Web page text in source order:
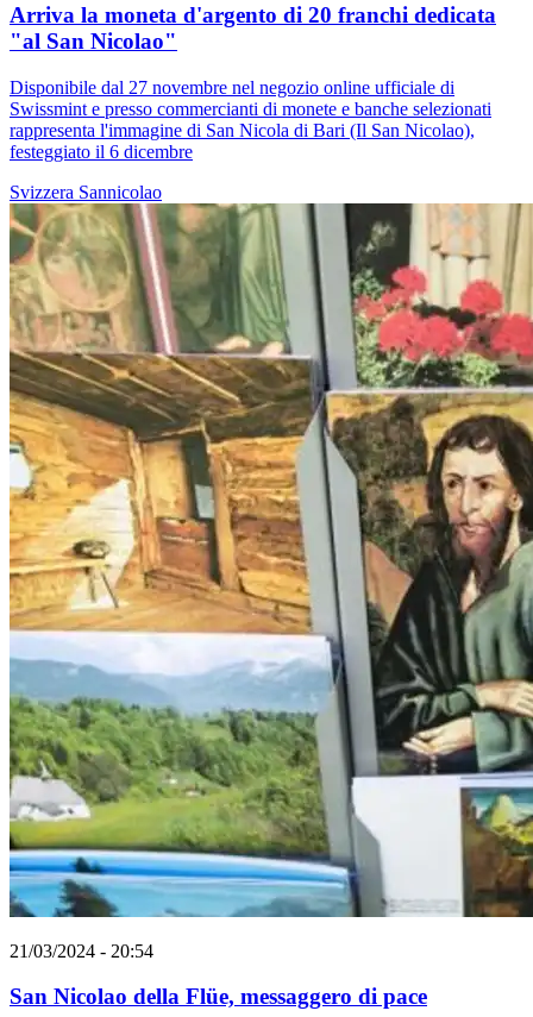
Arriva la moneta d'argento di 20 franchi dedicata
"al San Nicolao"
Disponibile dal 27 novembre nel negozio online ufficiale di
Swissmint e presso commercianti di monete e banche selezionati
rappresenta l'immagine di San Nicola di Bari (Il San Nicolao),
festeggiato il 6 dicembre
Svizzera Sannicolao
21/03/2024 - 20:54
San Nicolao della Flüe, messaggero di pace